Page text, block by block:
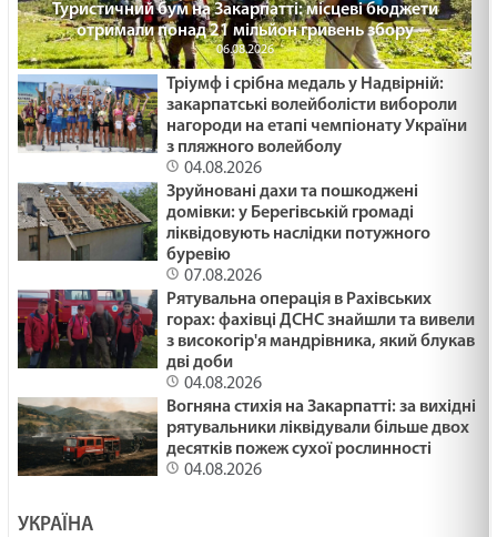
Туристичний бум на Закарпатті: місцеві бюджети
отримали понад 21 мільйон гривень збору
06.08.2026
Тріумф і срібна медаль у Надвірній:
закарпатські волейболісти вибороли
нагороди на етапі чемпіонату України
з пляжного волейболу
04.08.2026
Зруйновані дахи та пошкоджені
домівки: у Берегівській громаді
ліквідовують наслідки потужного
буревію
07.08.2026
Рятувальна операція в Рахівських
горах: фахівці ДСНС знайшли та вивели
з високогір'я мандрівника, який блукав
дві доби
04.08.2026
Вогняна стихія на Закарпатті: за вихідні
рятувальники ліквідували більше двох
десятків пожеж сухої рослинності
04.08.2026
УКРАЇНА